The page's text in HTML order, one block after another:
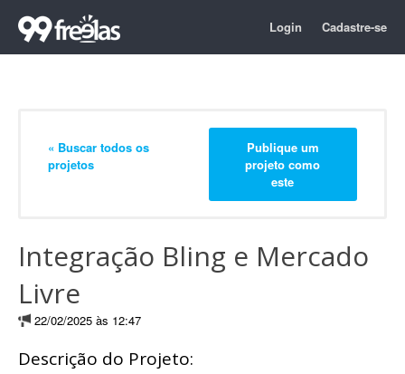
Login Cadastre-se
« Buscar todos os
projetos
Publique um
projeto como
este
Integração Bling e Mercado
Livre
22/02/2025 às 12:47
Descrição do Projeto: